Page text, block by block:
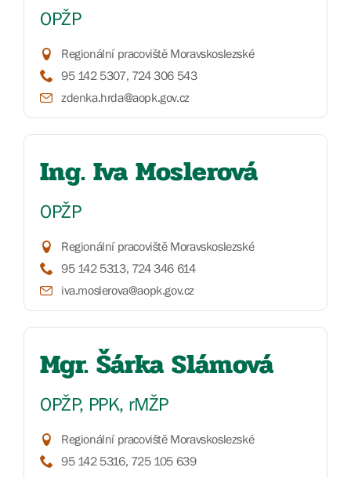
OPŽP
Regionální pracoviště Moravskoslezské
95 142 5307, 724 306 543
zdenka.hrda@aopk.gov.cz
Ing. Iva Moslerová
OPŽP
Regionální pracoviště Moravskoslezské
95 142 5313, 724 346 614
iva.moslerova@aopk.gov.cz
Mgr. Šárka Slámová
OPŽP, PPK, rMŽP
Regionální pracoviště Moravskoslezské
95 142 5316, 725 105 639